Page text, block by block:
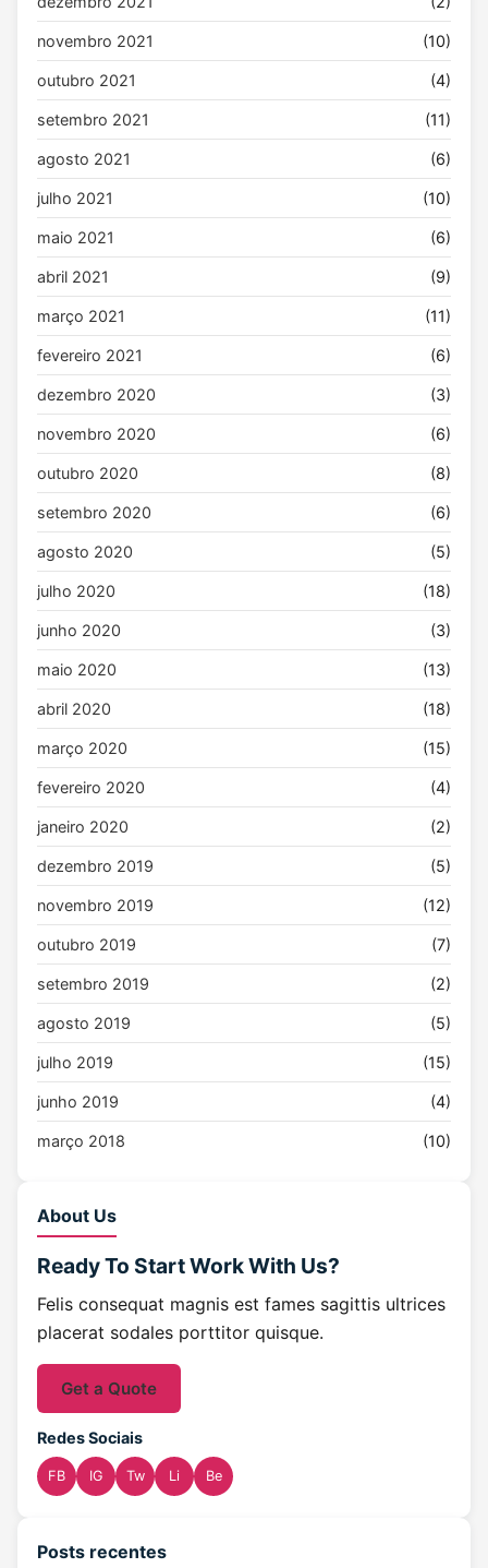
novembro 2021 (10)
outubro 2021 (4)
setembro 2021 (11)
agosto 2021 (6)
julho 2021 (10)
maio 2021 (6)
abril 2021 (9)
março 2021 (11)
fevereiro 2021 (6)
dezembro 2020 (3)
novembro 2020 (6)
outubro 2020 (8)
setembro 2020 (6)
agosto 2020 (5)
julho 2020 (18)
junho 2020 (3)
maio 2020 (13)
abril 2020 (18)
março 2020 (15)
fevereiro 2020 (4)
janeiro 2020 (2)
dezembro 2019 (5)
novembro 2019 (12)
outubro 2019 (7)
setembro 2019 (2)
agosto 2019 (5)
julho 2019 (15)
junho 2019 (4)
março 2018 (10)
About Us
Ready To StartWork With Us?
Felis consequat magnis est fames sagittis ultrices
placerat sodales porttitor quisque.
Get a Quote
Redes Sociais
FB IG Tw Li Be
Posts recentes